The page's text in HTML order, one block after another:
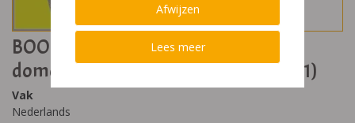
BOON 3 - set modules D
domeinoverschrijdend (herdruk 2021)
Vak
Nederlands
Afwijzen
Lees meer